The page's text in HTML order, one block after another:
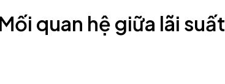
quan hệ giữa lãi suất